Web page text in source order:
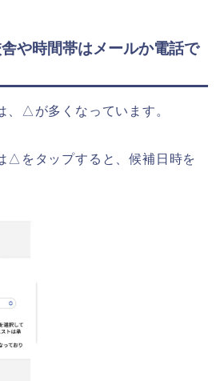
舎や時間帯はメールか電話で
、△が多くなっています。
△をタップすると、候補日時を